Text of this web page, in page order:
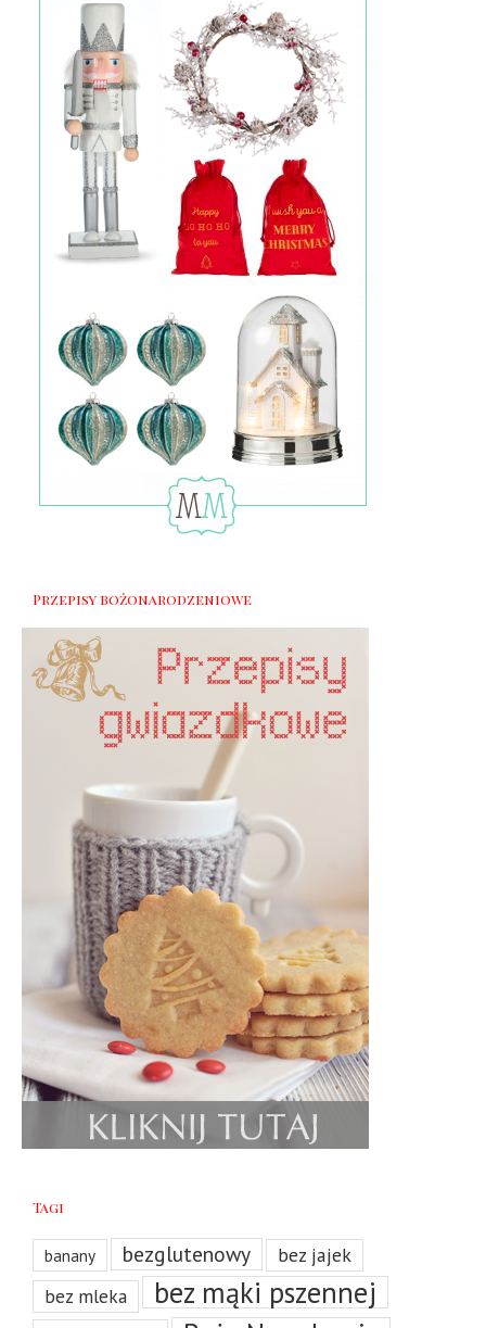
Przepisy bożonarodzeniowe
Tagi
banany bezglutenowy bez jajek
bez mleka bez mąki pszennej